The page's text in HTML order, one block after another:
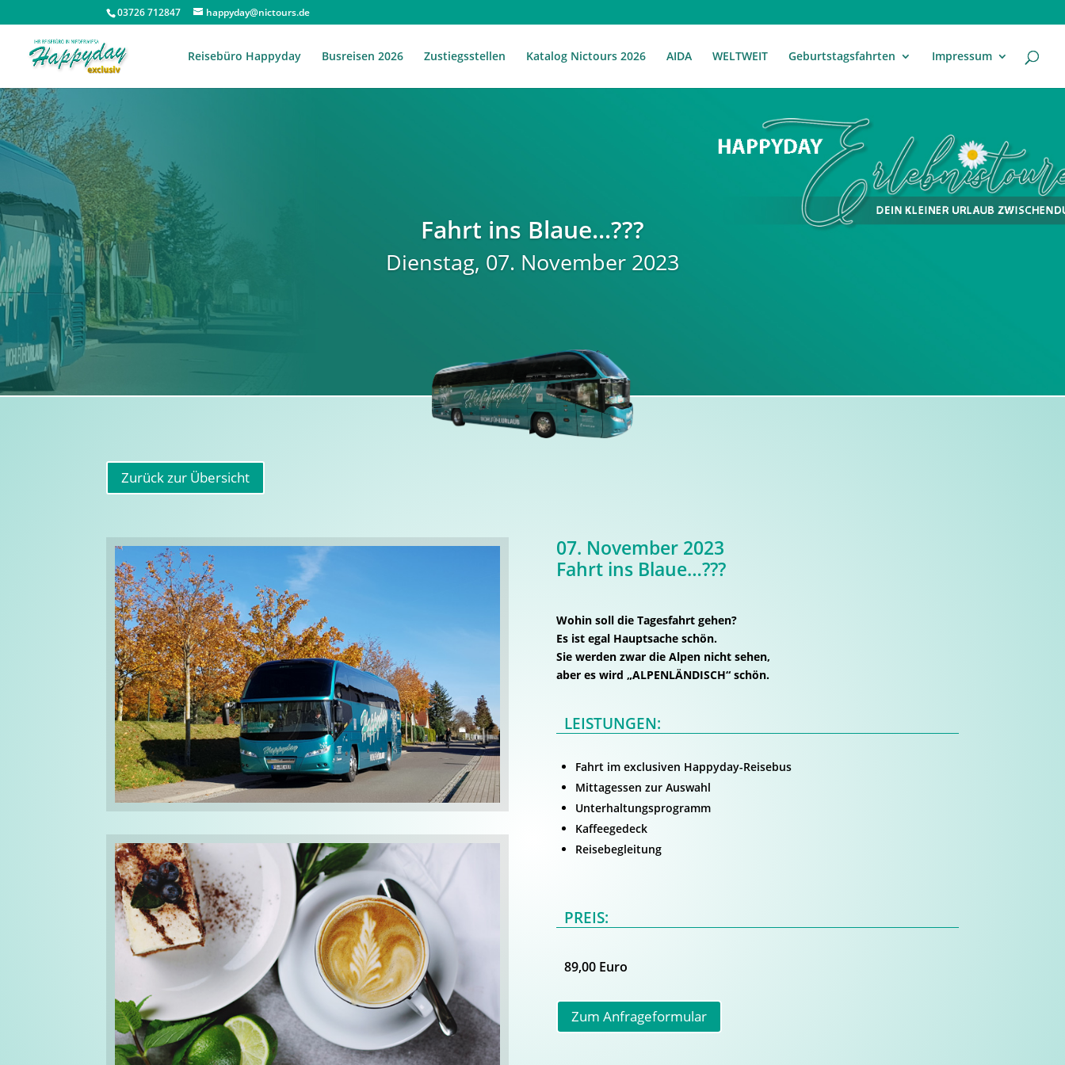
03726 712847 happyday@nictours.de
Reisebüro Happyday Busreisen 2026 Zustiegsstellen Katalog Nictours 2026 AIDA WELTWEIT Geburtstagsfahrten Impressum
Fahrt ins Blaue...???
Dienstag, 07. November 2023
Zurück zur Übersicht
07. November 2023
Fahrt ins Blaue…???
Wohin soll die Tagesfahrt gehen?
Es ist egal Hauptsache schön.
Sie werden zwar die Alpen nicht sehen,
aber es wird „ALPENLÄNDISCH“ schön.
LEISTUNGEN:
Fahrt im exclusiven Happyday-Reisebus
Mittagessen zur Auswahl
Unterhaltungsprogramm
Kaffeegedeck
Reisebegleitung
PREIS:
89,00 Euro
Zum Anfrageformular